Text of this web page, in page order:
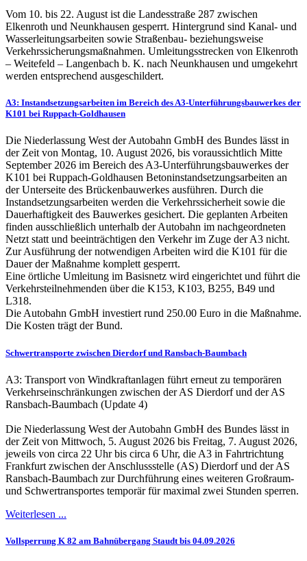
Vom 10. bis 22. August ist die Landesstraße 287 zwischen
Elkenroth und Neunkhausen gesperrt. Hintergrund sind Kanal- und
Wasserleitungsarbeiten sowie Straßenbau- beziehungsweise
Verkehrssicherungsmaßnahmen. Umleitungsstrecken von Elkenroth
– Weitefeld – Langenbach b. K. nach Neunkhausen und umgekehrt
werden entsprechend ausgeschildert.
A3: Instandsetzungsarbeiten im Bereich des A3-Unterführungsbauwerkes der
K101 bei Ruppach-Goldhausen
Die Niederlassung West der Autobahn GmbH des Bundes lässt in
der Zeit von Montag, 10. August 2026, bis voraussichtlich Mitte
September 2026 im Bereich des A3-Unterführungsbauwerkes der
K101 bei Ruppach-Goldhausen Betoninstandsetzungsarbeiten an
der Unterseite des Brückenbauwerkes ausführen. Durch die
Instandsetzungsarbeiten werden die Verkehrssicherheit sowie die
Dauerhaftigkeit des Bauwerkes gesichert. Die geplanten Arbeiten
finden ausschließlich unterhalb der Autobahn im nachgeordneten
Netzt statt und beeinträchtigen den Verkehr im Zuge der A3 nicht.
Zur Ausführung der notwendigen Arbeiten wird die K101 für die
Dauer der Maßnahme komplett gesperrt.
Eine örtliche Umleitung im Basisnetz wird eingerichtet und führt die
Verkehrsteilnehmenden über die K153, K103, B255, B49 und
L318.
Die Autobahn GmbH investiert rund 250.00 Euro in die Maßnahme.
Die Kosten trägt der Bund.
Schwertransporte zwischen Dierdorf und Ransbach-Baumbach
A3: Transport von Windkraftanlagen führt erneut zu temporären
Verkehrseinschränkungen zwischen der AS Dierdorf und der AS
Ransbach-Baumbach (Update 4)
Die Niederlassung West der Autobahn GmbH des Bundes lässt in
der Zeit von Mittwoch, 5. August 2026 bis Freitag, 7. August 2026,
jeweils von circa 22 Uhr bis circa 6 Uhr, die A3 in Fahrtrichtung
Frankfurt zwischen der Anschlussstelle (AS) Dierdorf und der AS
Ransbach-Baumbach zur Durchführung eines weiteren Großraum-
und Schwertransportes temporär für maximal zwei Stunden sperren.
Weiterlesen ...
Vollsperrung K 82 am Bahnübergang Staudt bis 04.09.2026